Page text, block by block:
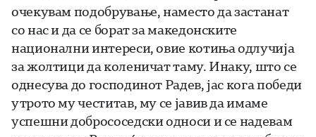
очекувам подобрување, наместо да застанат
со нас и да се борат за македонските
национални интереси, овие котиња одлучија
за жолтици да коленичат таму. Инаку, што се
однесува до господинот Радев, јас кога победи
утрото му честитав, му се јавив да имаме
успешни добрососедски односи и се надевам